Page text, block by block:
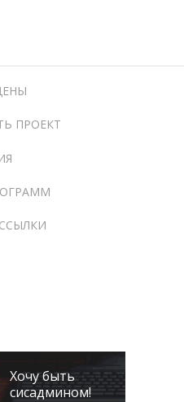
ПРОЕКТ
быть
сисадмином!